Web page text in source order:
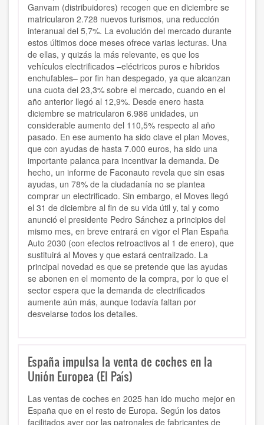
Ganvam (distribuidores) recogen que en diciembre se
matricularon 2.728 nuevos turismos, una reducción
interanual del 5,7%. La evolución del mercado durante
estos últimos doce meses ofrece varias lecturas. Una
de ellas, y quizás la más relevante, es que los
vehículos electrificados –eléctricos puros e híbridos
enchufables– por fin han despegado, ya que alcanzan
una cuota del 23,3% sobre el mercado, cuando en el
año anterior llegó al 12,9%. Desde enero hasta
diciembre se matricularon 6.986 unidades, un
considerable aumento del 110,5% respecto al año
pasado. En ese aumento ha sido clave el plan Moves,
que con ayudas de hasta 7.000 euros, ha sido una
importante palanca para incentivar la demanda. De
hecho, un informe de Faconauto revela que sin esas
ayudas, un 78% de la ciudadanía no se plantea
comprar un electrificado. Sin embargo, el Moves llegó
el 31 de diciembre al fin de su vida útil y, tal y como
anunció el presidente Pedro Sánchez a principios del
mismo mes, en breve entrará en vigor el Plan España
Auto 2030 (con efectos retroactivos al 1 de enero), que
sustituirá al Moves y que estará centralizado. La
principal novedad es que se pretende que las ayudas
se abonen en el momento de la compra, por lo que el
sector espera que la demanda de electrificados
aumente aún más, aunque todavía faltan por
desvelarse todos los detalles.
España impulsa la venta de coches en la
Unión Europea (El País)
Las ventas de coches en 2025 han ido mucho mejor en
España que en el resto de Europa. Según los datos
facilitados ayer por las patronales de fabricantes de